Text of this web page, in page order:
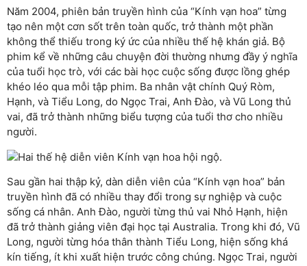
Năm 2004, phiên bản truyền hình của “Kính vạn hoa” từng
tạo nên một cơn sốt trên toàn quốc, trở thành một phần
không thể thiếu trong ký ức của nhiều thế hệ khán giả. Bộ
phim kể về những câu chuyện đời thường nhưng đầy ý nghĩa
của tuổi học trò, với các bài học cuộc sống được lồng ghép
khéo léo qua mỗi tập phim. Ba nhân vật chính Quý Ròm,
Hạnh, và Tiểu Long, do Ngọc Trai, Anh Đào, và Vũ Long thủ
vai, đã trở thành những biểu tượng của tuổi thơ cho nhiều
người.
Sau gần hai thập kỷ, dàn diễn viên của “Kính vạn hoa” bản
truyền hình đã có nhiều thay đổi trong sự nghiệp và cuộc
sống cá nhân. Anh Đào, người từng thủ vai Nhỏ Hạnh, hiện
đã trở thành giảng viên đại học tại Australia. Trong khi đó, Vũ
Long, người từng hóa thân thành Tiểu Long, hiện sống khá
kín tiếng, ít khi xuất hiện trước công chúng. Ngọc Trai, người